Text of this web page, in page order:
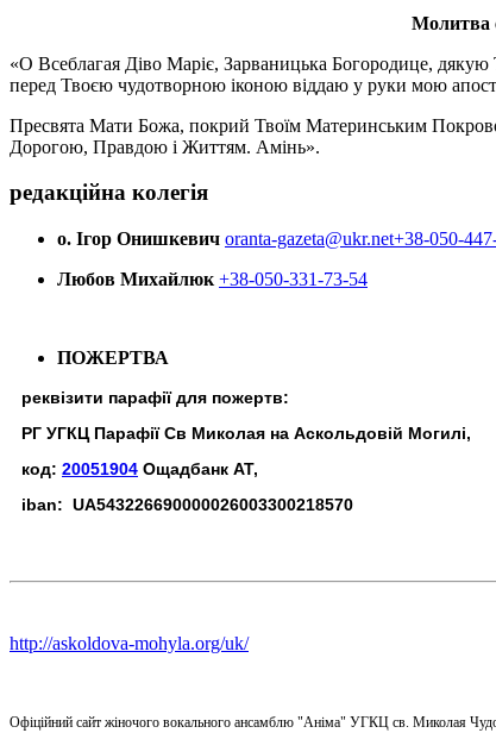
Молитва
«О Всеблагая Діво Маріє, Зарваницька Богородице, дякую
перед Твоєю чудотворною іконою віддаю у руки мою
Пресвята Мати Божа, покрий Твоїм Материнським
Дорогою, Правдою і Життям. Амінь».
редакційна колегія
о. Ігор Онишкевич oranta-gazeta@ukr.net+38-050-
Любов Михайлюк +38-050-331-73-54
ПОЖЕРТВА
реквізити парафії для пожертв:
РГ УГКЦ Парафії Св Миколая на Аскольдовій Могилі,
код: 20051904 Ощадбанк АТ,
iban: UA543226690000026003300218570
http://askoldova-mohyla.org/uk/
Офіційний сайт жіночого вокального ансамблю "Аніма" УГКЦ св. Миколая